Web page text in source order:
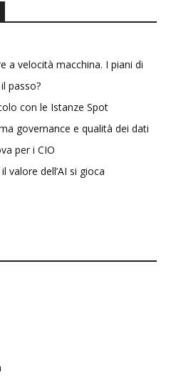
a velocità macchina. I piani di
passo?
con le Istanze Spot
governance e qualità dei dati
per i CIO
valore dell’AI si gioca